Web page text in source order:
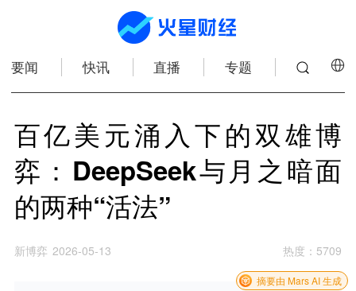
要闻 快讯 直播 专题
百亿美元涌入下的双雄博
弈：DeepSeek与月之暗面
的两种“活法”
新博弈 2026-05-13 热度 ： 5709
摘要由 Mars AI 生成